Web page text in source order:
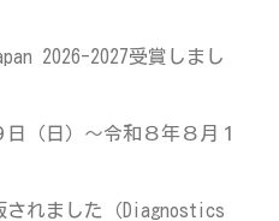
2026-2027受賞しまし
（日）～令和８年８月１
されました（Diagnostics